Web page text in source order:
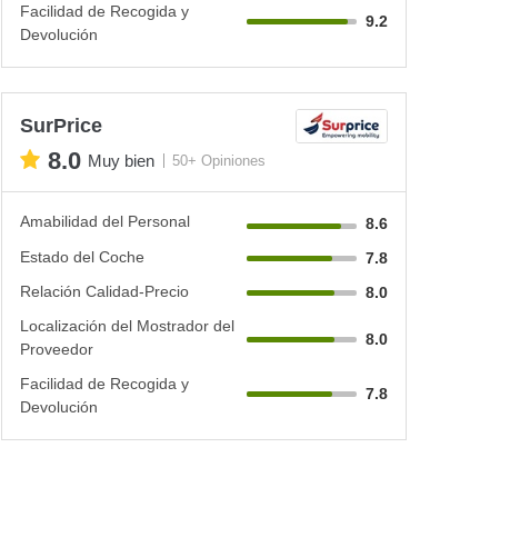
Facilidad de Recogida y
Devolución
9.2
SurPrice
8.0 Muy bien 50+ Opiniones
Amabilidad del Personal
8.6
Estado del Coche
7.8
Relación Calidad-Precio
8.0
Localización del Mostrador del
Proveedor
8.0
Facilidad de Recogida y
Devolución
7.8